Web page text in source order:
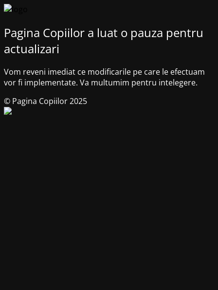
Pagina Copiilor a luat o pauza pentru
actualizari
Vom reveni imediat ce modificarile pe care le efectuam
vor fi implementate. Va multumim pentru intelegere.
© Pagina Copiilor 2025